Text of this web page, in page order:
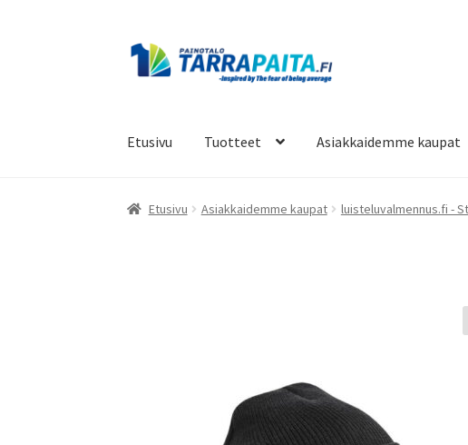
Siirry
navigointiin
Siirry
sisältöön
Etusivu Tuotteet Asiakkaidemme kaupat
Etusivu Asiakkaidemme kaupat luisteluvalmennus.fi -